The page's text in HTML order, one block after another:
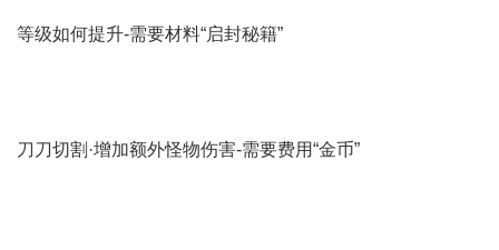
等级如何提升-需要材料“启封秘籍”
刀刀切割·增加额外怪物伤害-需要费用“金币”